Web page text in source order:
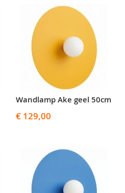
Wandlamp Ake geel 50cm
€ 129,00